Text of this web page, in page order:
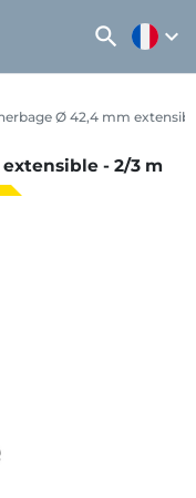
search expand_more
Ø 42,4 mm
- 2/3 m